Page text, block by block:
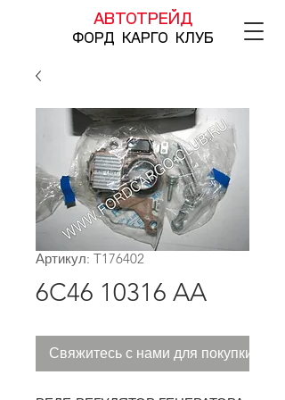
АВТОТРЕЙД
ФОРД КАРГО КЛУБ
Артикул: T176402
6C46 10316 AA
Свяжитесь с нами для покупки